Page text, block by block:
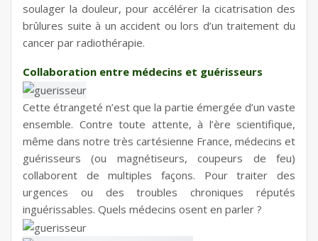
soulager la douleur, pour accélérer la cicatrisation des
brûlures suite à un accident ou lors d’un traitement du
cancer par radiothérapie.
Collaboration entre médecins et guérisseurs
Cette étrangeté n’est que la partie émergée d’un vaste
ensemble. Contre toute attente, à l’ère scientifique,
même dans notre très cartésienne France, médecins et
guérisseurs (ou magnétiseurs, coupeurs de feu)
collaborent de multiples façons. Pour traiter des
urgences ou des troubles chroniques réputés
inguérissables. Quels médecins osent en parler ?